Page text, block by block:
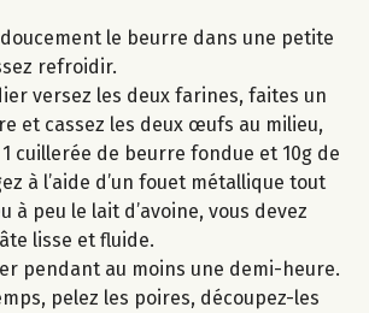
le beurre dans une petite
refroidir.
versez les deux farines, faites un
et cassez les deux œufs au milieu,
cuillerée de beurre fondue et 10g de
à l’aide d’un fouet métallique tout
à peu le lait d’avoine, vous devez
lisse et fluide.
pendant au moins une demi-heure.
pelez les poires, découpez-les